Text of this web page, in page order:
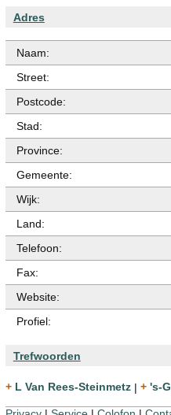
Adres
Naam:
Street:
Postcode:
Stad:
Province:
Gemeente:
Wijk:
Land:
Telefoon:
Fax:
Website:
Profiel:
Trefwoorden
+ L Van Rees-Steinmetz | +